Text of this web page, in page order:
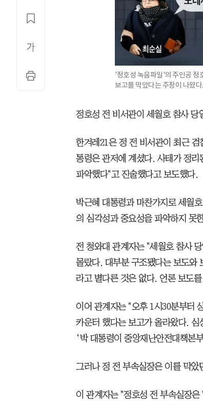
'정호성 녹음파일'의 주인공 정
보고를 막았다는 주장이 나왔다.
정호성 전 비서관이 세월호 참사
한겨레21은 정 전 비서관이 최근
통령은 관저에 계셨다. 사태가 정
파악했다"고 진술했다고 보도했다.
박근혜 대통령과 마찬가지로 세월
의 심각성과 중요성을 파악하지 못
전 청와대 관계자는 "세월호 참사
몰랐다. 대부분 구조됐다는 보도와
라고 별다른 것은 없다. 언론 보도
이어 관계자는 "오후 1시30분부터
카운터 했다는 보고가 올라왔다. 심
‘박 대통령이 중앙재난안전대책본
그러나 정 전 부속실장은 이를 막았
이 관계자는 "정호성 전 부속실장